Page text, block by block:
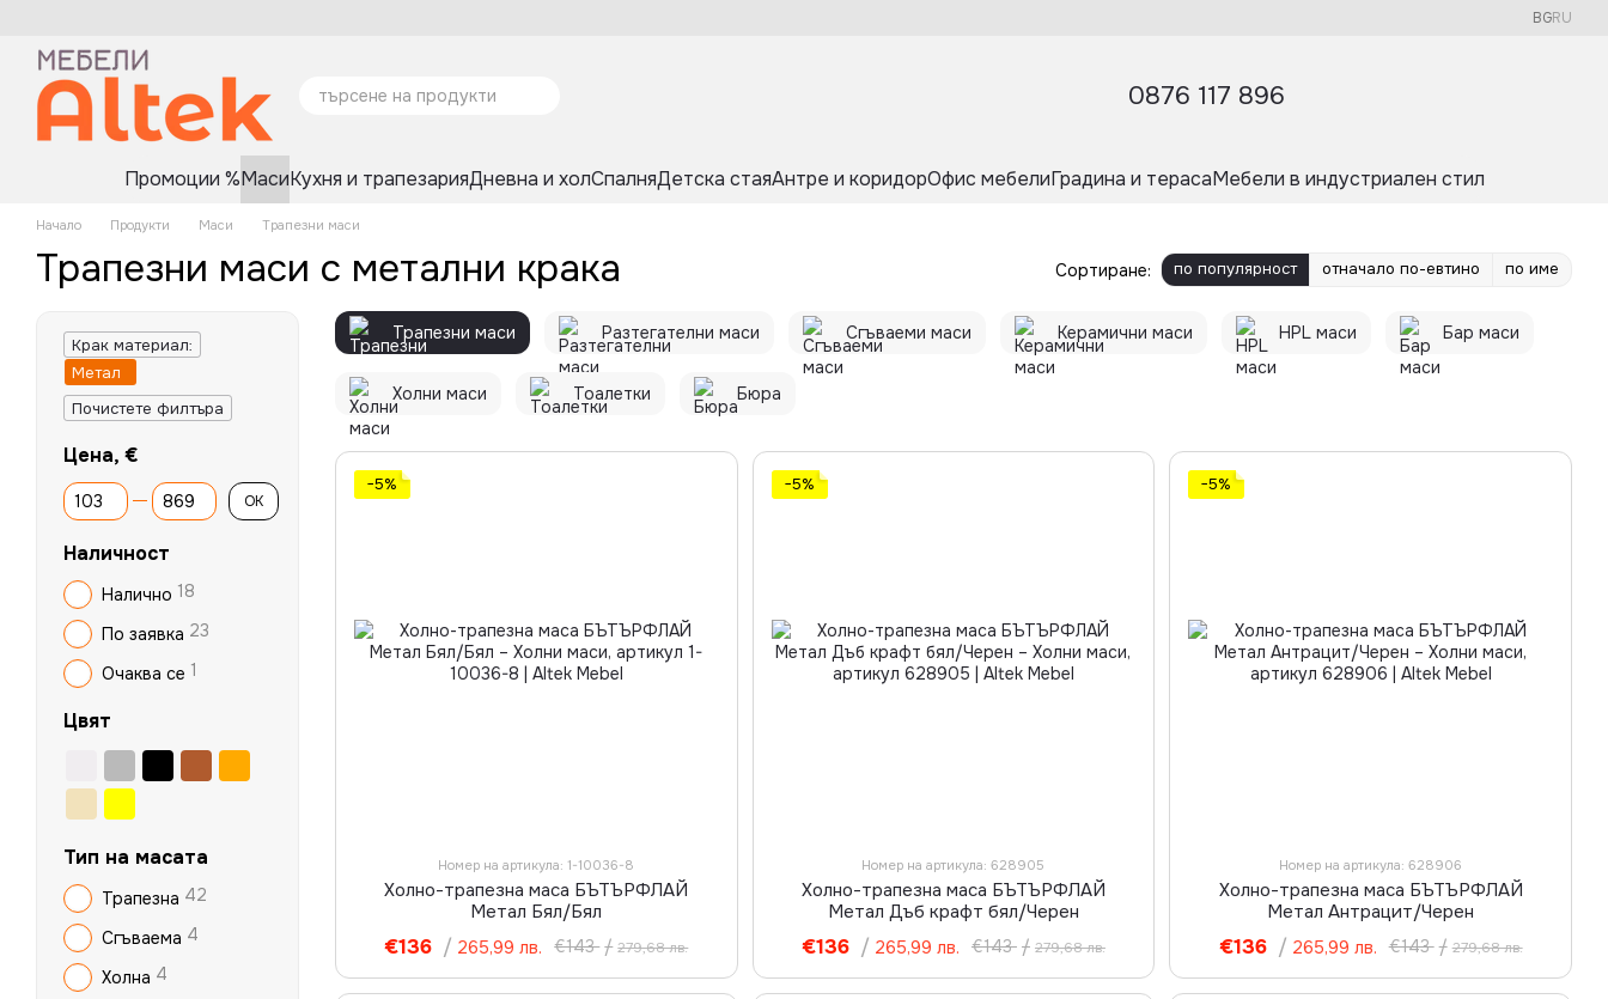
BGRU
0876 117 896
Промоции %МасиКухня и трапезарияДневна и холСпалняДетска стаяАнтре и коридорОфис мебелиГрадина и терасаМебели в индустриален стил
Начало Продукти Маси Трапезни маси
Трапезни маси с метални крака Сортиране: по популярност отначало по-евтино по име
Трапезни маси Разтегателни маси Сгъваеми маси Керамични маси HPL маси Бар маси
Холни маси Тоалетки Бюра
−5%
Номер на артикула: 1-10036-8
Холно-трапезна маса БЪТЪРФЛАЙ
Метал Бял/Бял
€143 / 279,68 лв.
€136 / 265,99 лв.
−5%
Номер на артикула: 628905
Холно-трапезна маса БЪТЪРФЛАЙ
Метал Дъб крафт бял/Черен
€143 / 279,68 лв.
€136 / 265,99 лв.
−5%
Номер на артикула: 628906
Холно-трапезна маса БЪТЪРФЛАЙ
Метал Антрацит/Черен
€143 / 279,68 лв.
€136 / 265,99 лв.
Крак материал:
Метал
Почистете филтъра
Цена, €
От Цена, €
До Цена, € OK
Наличност
Налично 18
По заявка 23
Очаква се 1
Цвят
Тип на масата
Трапезна 42
Сгъваема 4
Холна 4